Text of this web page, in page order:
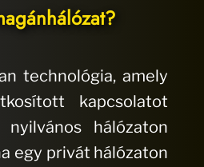
technológia, amely
kapcsolatot
hálózaton
egy privát hálózaton